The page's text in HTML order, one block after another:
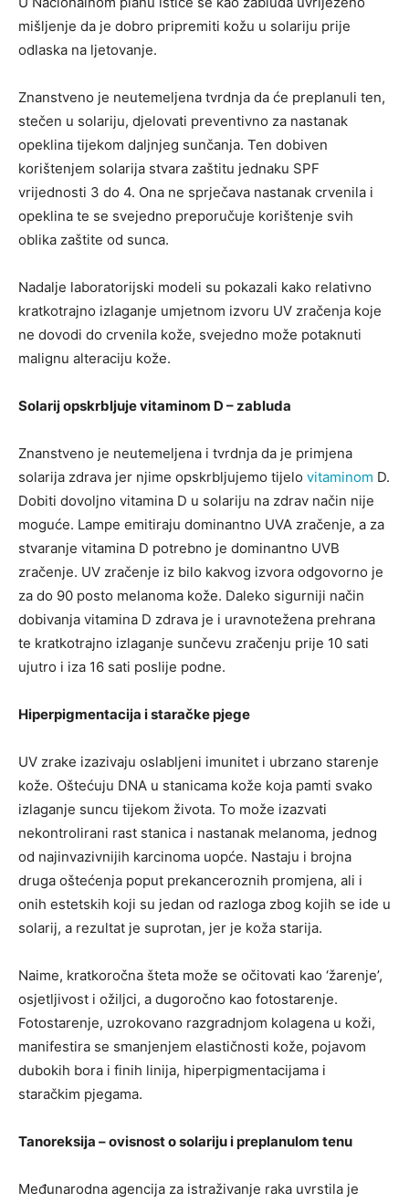
mišljenje da je dobro pripremiti kožu u solariju prije
odlaska na ljetovanje.
Znanstveno je neutemeljena tvrdnja da će preplanuli ten,
stečen u solariju, djelovati preventivno za nastanak
opeklina tijekom daljnjeg sunčanja. Ten dobiven
korištenjem solarija stvara zaštitu jednaku SPF
vrijednosti 3 do 4. Ona ne sprječava nastanak crvenila i
opeklina te se svejedno preporučuje korištenje svih
oblika zaštite od sunca.
Nadalje laboratorijski modeli su pokazali kako relativno
kratkotrajno izlaganje umjetnom izvoru UV zračenja koje
ne dovodi do crvenila kože, svejedno može potaknuti
malignu alteraciju kože.
Solarij opskrbljuje vitaminom D – zabluda
Znanstveno je neutemeljena i tvrdnja da je primjena
solarija zdrava jer njime opskrbljujemo tijelo vitaminom D.
Dobiti dovoljno vitamina D u solariju na zdrav način nije
moguće. Lampe emitiraju dominantno UVA zračenje, a za
stvaranje vitamina D potrebno je dominantno UVB
zračenje. UV zračenje iz bilo kakvog izvora odgovorno je
za do 90 posto melanoma kože. Daleko sigurniji način
dobivanja vitamina D zdrava je i uravnotežena prehrana
te kratkotrajno izlaganje sunčevu zračenju prije 10 sati
ujutro i iza 16 sati poslije podne.
Hiperpigmentacija i staračke pjege
UV zrake izazivaju oslabljeni imunitet i ubrzano starenje
kože. Oštećuju DNA u stanicama kože koja pamti svako
izlaganje suncu tijekom života. To može izazvati
nekontrolirani rast stanica i nastanak melanoma, jednog
od najinvazivnijih karcinoma uopće. Nastaju i brojna
druga oštećenja poput prekanceroznih promjena, ali i
onih estetskih koji su jedan od razloga zbog kojih se ide u
solarij, a rezultat je suprotan, jer je koža starija.
Naime, kratkoročna šteta može se očitovati kao ‘žarenje’,
osjetljivost i ožiljci, a dugoročno kao fotostarenje.
Fotostarenje, uzrokovano razgradnjom kolagena u koži,
manifestira se smanjenjem elastičnosti kože, pojavom
dubokih bora i finih linija, hiperpigmentacijama i
staračkim pjegama.
Tanoreksija – ovisnost o solariju i preplanulom tenu
Međunarodna agencija za istraživanje raka uvrstila je